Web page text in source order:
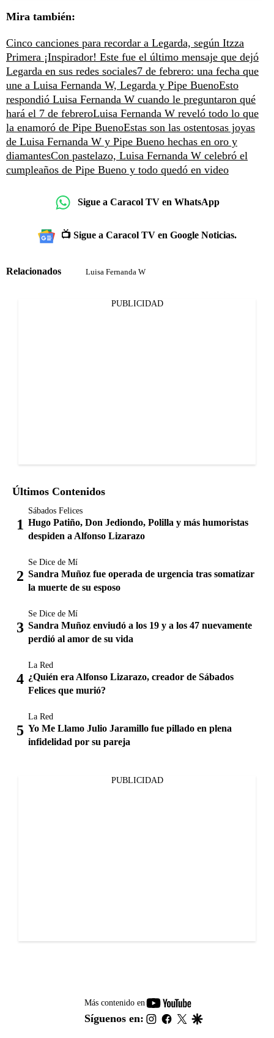
Mira también:
Cinco canciones para recordar a Legarda, según Itzza
Primera ¡Inspirador! Este fue el último mensaje que dejó
Legarda en sus redes sociales7 de febrero: una fecha que
une a Luisa Fernanda W, Legarda y Pipe BuenoEsto
respondió Luisa Fernanda W cuando le preguntaron qué
hará el 7 de febreroLuisa Fernanda W reveló todo lo que
la enamoró de Pipe BuenoEstas son las ostentosas joyas
de Luisa Fernanda W y Pipe Bueno hechas en oro y
diamantesCon pastelazo, Luisa Fernanda W celebró el
cumpleaños de Pipe Bueno y todo quedó en video
Sigue a Caracol TV en WhatsApp
📺 Sigue a Caracol TV en Google Noticias.
Relacionados Luisa Fernanda W
PUBLICIDAD
Últimos Contenidos
Sábados Felices
Hugo Patiño, Don Jediondo, Polilla y más humoristas
despiden a Alfonso Lizarazo
Se Dice de Mí
Sandra Muñoz fue operada de urgencia tras somatizar
la muerte de su esposo
Se Dice de Mí
Sandra Muñoz enviudó a los 19 y a los 47 nuevamente
perdió al amor de su vida
La Red
¿Quién era Alfonso Lizarazo, creador de Sábados
Felices que murió?
La Red
Yo Me Llamo Julio Jaramillo fue pillado en plena
infidelidad por su pareja
PUBLICIDAD
Más contenido en
youtube-
footer
Síguenos en: instagram
facebook
twitter